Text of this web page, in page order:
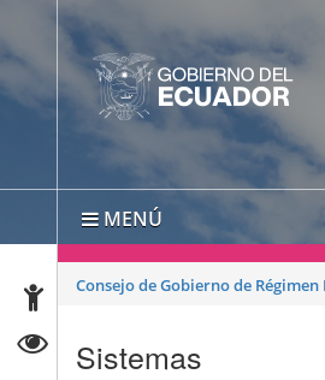
MENÚ
Consejo de Gobierno de
Sistemas